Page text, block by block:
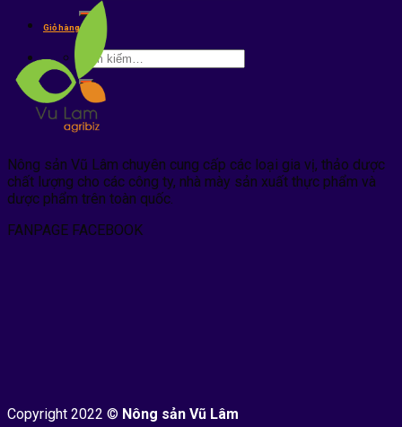
kiếm:
Giỏ hàng /
Tìm
kiếm:
Nông sản Vũ Lâm chuyên cung cấp các loại gia vị, thảo dược
chất lượng cho các công ty, nhà mày sản xuất thực phẩm và
dược phẩm trên toàn quốc.
FANPAGE FACEBOOK
Copyright 2022 © Nông sản Vũ Lâm